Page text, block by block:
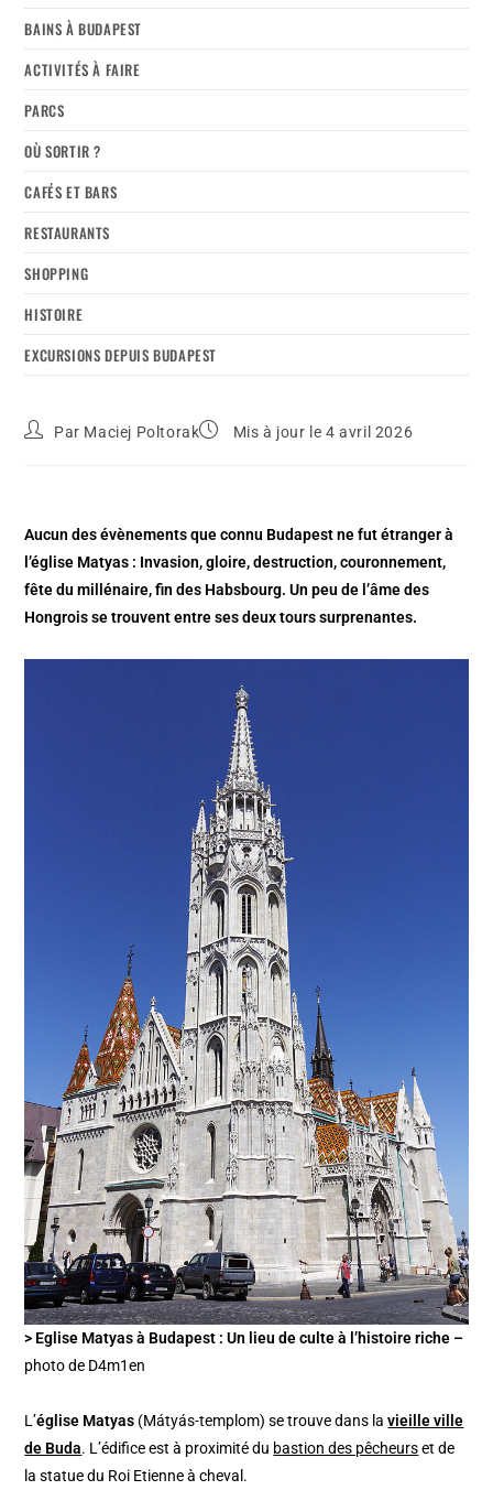
BAINS À BUDAPEST
ACTIVITÉS À FAIRE
PARCS
OÙ SORTIR ?
CAFÉS ET BARS
RESTAURANTS
SHOPPING
HISTOIRE
EXCURSIONS DEPUIS BUDAPEST
Par Maciej Poltorak Mis à jour le 4 avril 2026
Aucun des évènements que connu Budapest ne fut étranger à
l’église Matyas : Invasion, gloire, destruction, couronnement,
fête du millénaire, fin des Habsbourg. Un peu de l’âme des
Hongrois se trouvent entre ses deux tours surprenantes.
> Eglise Matyas à Budapest : Un lieu de culte à l’histoire riche –
photo de D4m1en
L’église Matyas (Mátyás-templom) se trouve dans lavieille ville
de Buda. L’édifice est à proximité du bastion des pêcheurset de
la statue du Roi Etienne à cheval.